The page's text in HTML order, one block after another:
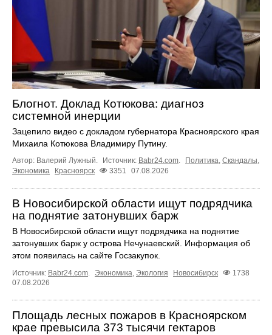
Блогнот. Доклад Котюкова: диагноз
системной инерции
Зацепило видео с докладом губернатора Красноярского края
Михаила Котюкова Владимиру Путину.
Автор: Валерий Лужный. Источник: Babr24.com. Политика, Скандалы,
Экономика
Красноярск 3351 07.08.2026
В Новосибирской области ищут подрядчика
на поднятие затонувших барж
В Новосибирской области ищут подрядчика на поднятие
затонувших барж у острова Нечунаевский. Информация об
этом появилась на сайте Госзакупок.
Источник: Babr24.com. Экономика, Экология Новосибирск
1738
07.08.2026
Площадь лесных пожаров в Красноярском
крае превысила 373 тысячи гектаров